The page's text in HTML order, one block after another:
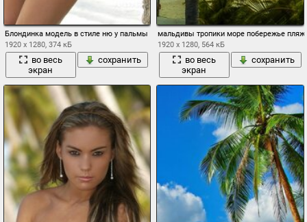
Блондинка модель в стиле ню у пальмы
1920 x 1280, 374 кБ
во весь
экран
сохранить
мальдивы тропики море побережье
1920 x 1280, 564 кБ
во весь
экран
сохранить